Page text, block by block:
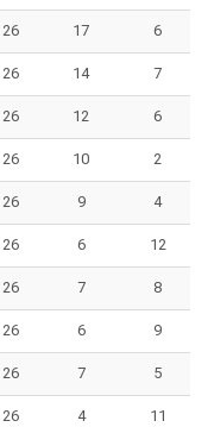
26 17 6
26 14 7
26 12 6
26 10 2
26 9 4
26 6 12
26 7 8
26 6 9
26 7 5
26 4 11